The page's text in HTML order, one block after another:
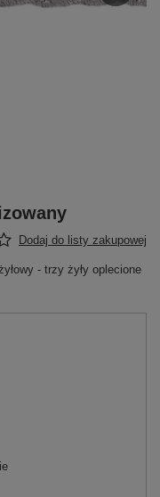
Dodaj do listy zakupowej
- trzy żyły oplecione